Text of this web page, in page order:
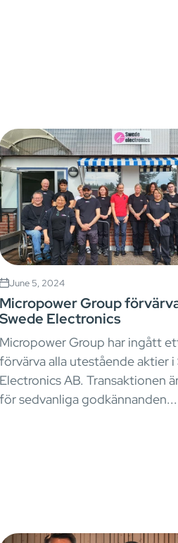
June 5, 2024
Micropower Group
Swede Electronics
Micropower Group har ingått
förvärva alla utestående aktier i
Electronics AB. Transaktionen
för sedvanliga godkännanden...